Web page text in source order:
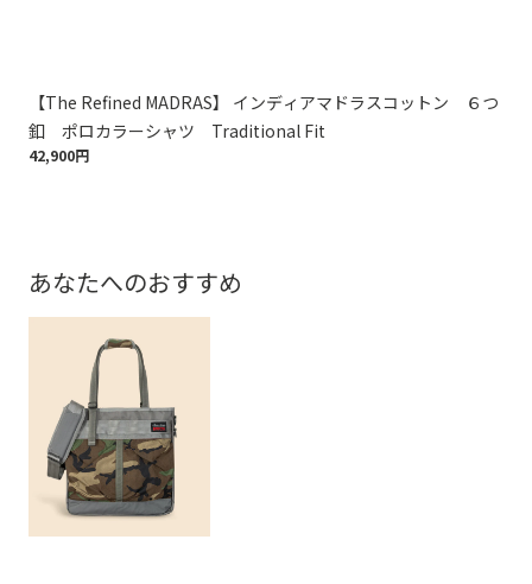
【The Refined MADRAS】 インディアマドラスコットン ６つ
釦 ポロカラーシャツ Traditional Fit
42,900円
あなたへのおすすめ